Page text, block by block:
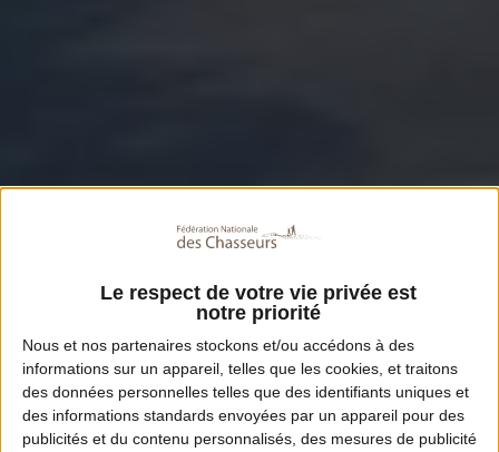
Le respect de votre vie privée est
notre priorité
Nous et nos partenaires stockons et/ou accédons à des
informations sur un appareil, telles que les cookies, et traitons
des données personnelles telles que des identifiants uniques et
des informations standards envoyées par un appareil pour des
publicités et du contenu personnalisés, des mesures de publicité